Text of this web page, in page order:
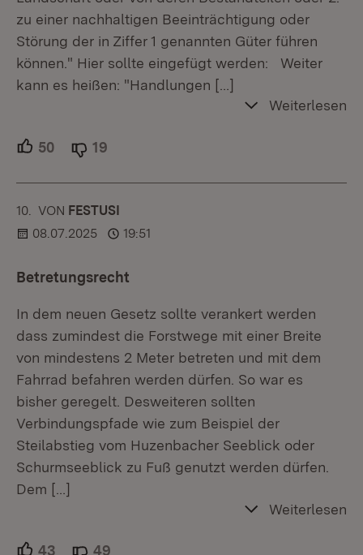
zu einer nachhaltigen Beeinträchtigung oder
Störung der in Ziffer 1 genannten Güter führen
können." Hier sollte eingefügt werden: Weiter
kann es heißen: "Handlungen […]
Weiterlesen
50 Unterstützer.
19
10. KOMMENTAR
VON :FESTUSI
08.07.2025
19:51
Betretungsrecht
In dem neuen Gesetz sollte verankert werden
dass zumindest die Forstwege mit einer Breite
von mindestens 2 Meter betreten und mit dem
Fahrrad befahren werden dürfen. So war es
bisher geregelt. Desweiteren sollten
Verbindungspfade wie zum Beispiel der
Steilabstieg vom Huzenbacher Seeblick oder
Schurmseeblick zu Fuß genutzt werden dürfen.
Dem […]
Weiterlesen
43 Unterstützer.
49